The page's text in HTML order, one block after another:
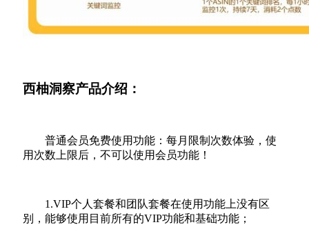
西柚洞察产品介绍：
普通会员免费使用功能：每月限制次数体验，使
用次数上限后，不可以使用会员功能！
1.VIP个人套餐和团队套餐在使用功能上没有区
别，能够使用目前所有的VIP功能和基础功能；